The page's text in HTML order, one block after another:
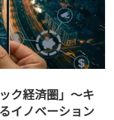
ク経済圏」～キ
イノベーション